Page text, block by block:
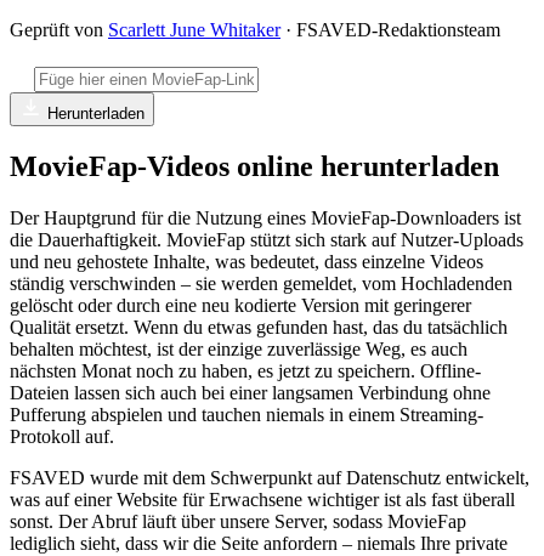
Geprüft von Scarlett June Whitaker· FSAVED-Redaktionsteam
Herunterladen
MovieFap-Videos online herunterladen
Der Hauptgrund für die Nutzung eines MovieFap-Downloaders ist
die Dauerhaftigkeit. MovieFap stützt sich stark auf Nutzer-Uploads
und neu gehostete Inhalte, was bedeutet, dass einzelne Videos
ständig verschwinden – sie werden gemeldet, vom Hochladenden
gelöscht oder durch eine neu kodierte Version mit geringerer
Qualität ersetzt. Wenn du etwas gefunden hast, das du tatsächlich
behalten möchtest, ist der einzige zuverlässige Weg, es auch
nächsten Monat noch zu haben, es jetzt zu speichern. Offline-
Dateien lassen sich auch bei einer langsamen Verbindung ohne
Pufferung abspielen und tauchen niemals in einem Streaming-
Protokoll auf.
FSAVED wurde mit dem Schwerpunkt auf Datenschutz entwickelt,
was auf einer Website für Erwachsene wichtiger ist als fast überall
sonst. Der Abruf läuft über unsere Server, sodass MovieFap
lediglich sieht, dass wir die Seite anfordern – niemals Ihre private